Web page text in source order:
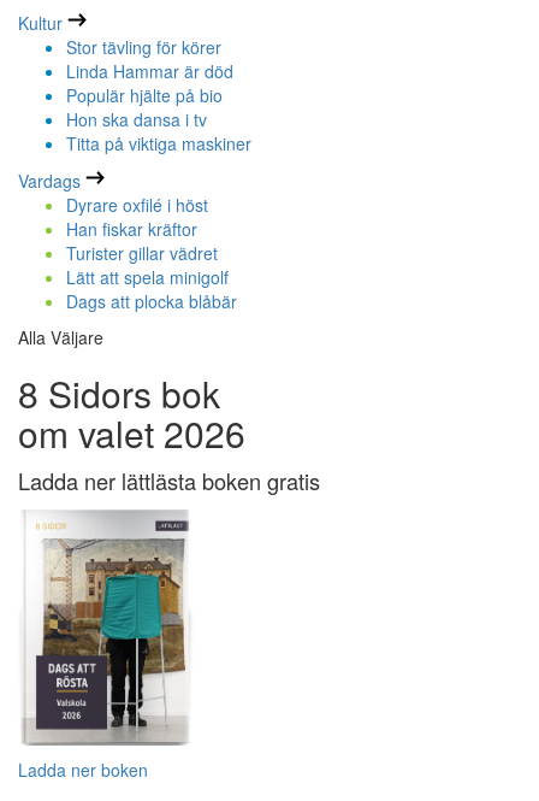
Kultur
Stor tävling för körer
Linda Hammar är död
Populär hjälte på bio
Hon ska dansa i tv
Titta på viktiga maskiner
Vardags
Dyrare oxfilé i höst
Han fiskar kräftor
Turister gillar vädret
Lätt att spela minigolf
Dags att plocka blåbär
Alla Väljare
8 Sidors bok
om valet 2026
Ladda ner lättlästa boken gratis
Ladda ner boken